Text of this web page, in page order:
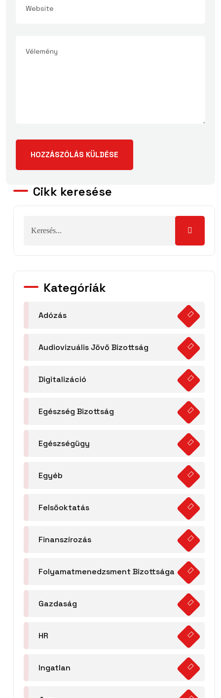
Cikk keresése
Kategóriák
Adózás
Audiovizuális Jövő Bizottság
Digitalizáció
Egészség Bizottság
Egészségügy
Egyéb
Felsőoktatás
Finanszírozás
Folyamatmenedzsment Bizottsága
Gazdaság
HR
Ingatlan